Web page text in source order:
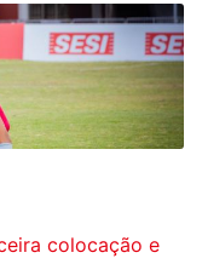
colocação e